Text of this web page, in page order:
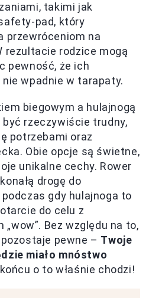
takimi jak
pad, który
przewróceniom na
rezultacie rodzice mogą
pewność, że ich
nie wpadnie w tarapaty.
biegowym a hulajnogą
być rzeczywiście trudny,
potrzebami oraz
Obie opcje są świetne,
unikalne cechy. Rower
drogę do
gdy hulajnoga to
do celu z
Bez względu na to,
pewne – Twoje
miało mnóstwo
o to właśnie chodzi!